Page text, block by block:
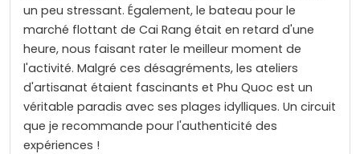
un peu stressant. Également, le bateau pour le
marché flottant de Cai Rang était en retard d'une
heure, nous faisant rater le meilleur moment de
l'activité. Malgré ces désagréments, les ateliers
d'artisanat étaient fascinants et Phu Quoc est un
véritable paradis avec ses plages idylliques. Un circuit
que je recommande pour l'authenticité des
expériences !